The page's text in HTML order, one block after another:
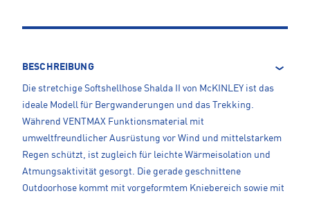
BESCHREIBUNG
Die stretchige Softshellhose Shalda II von McKINLEY ist das
ideale Modell für Bergwanderungen und das Trekking.
Während VENTMAX Funktionsmaterial mit
umweltfreundlicher Ausrüstung vor Wind und mittelstarkem
Regen schützt, ist zugleich für leichte Wärmeisolation und
Atmungsaktivität gesorgt. Die gerade geschnittene
Outdoorhose kommt mit vorgeformtem Kniebereich sowie mit